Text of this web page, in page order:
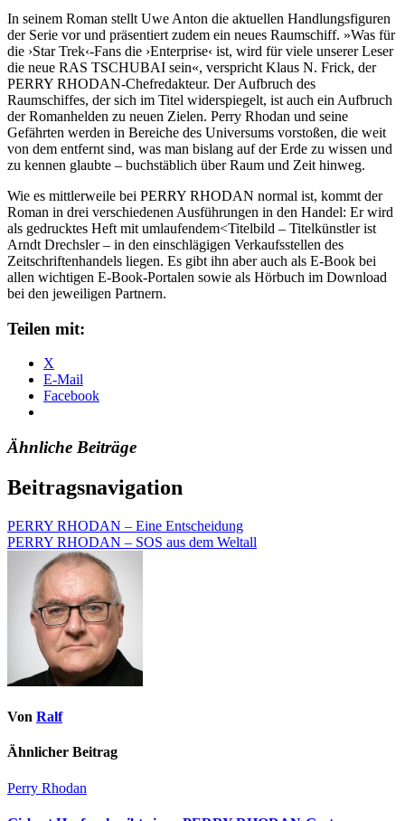
In seinem Roman stellt Uwe Anton die aktuellen Handlungsfiguren
der Serie vor und präsentiert zudem ein neues Raumschiff. »Was für
die ›Star Trek‹-Fans die ›Enterprise‹ ist, wird für viele unserer Leser
die neue RAS TSCHUBAI sein«, verspricht Klaus N. Frick, der
PERRY RHODAN-Chefredakteur. Der Aufbruch des
Raumschiffes, der sich im Titel widerspiegelt, ist auch ein Aufbruch
der Romanhelden zu neuen Zielen. Perry Rhodan und seine
Gefährten werden in Bereiche des Universums vorstoßen, die weit
von dem entfernt sind, was man bislang auf der Erde zu wissen und
zu kennen glaubte – buchstäblich über Raum und Zeit hinweg.
Wie es mittlerweile bei PERRY RHODAN normal ist, kommt der
Roman in drei verschiedenen Ausführungen in den Handel: Er wird
als gedrucktes Heft mit umlaufendem<Titelbild – Titelkünstler ist
Arndt Drechsler – in den einschlägigen Verkaufsstellen des
Zeitschriftenhandels liegen. Es gibt ihn aber auch als E-Book bei
allen wichtigen E-Book-Portalen sowie als Hörbuch im Download
bei den jeweiligen Partnern.
Teilen mit:
X
E-Mail
Facebook
Ähnliche Beiträge
Beitragsnavigation
PERRY RHODAN – Eine Entscheidung
PERRY RHODAN – SOS aus dem Weltall
Von Ralf
Ähnlicher Beitrag
Perry Rhodan